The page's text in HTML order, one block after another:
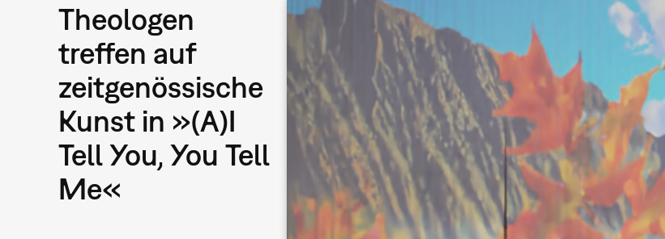
Theologen
treffen auf
zeitgenössische
Kunst in »(A)I
Tell You, You Tell
Me«